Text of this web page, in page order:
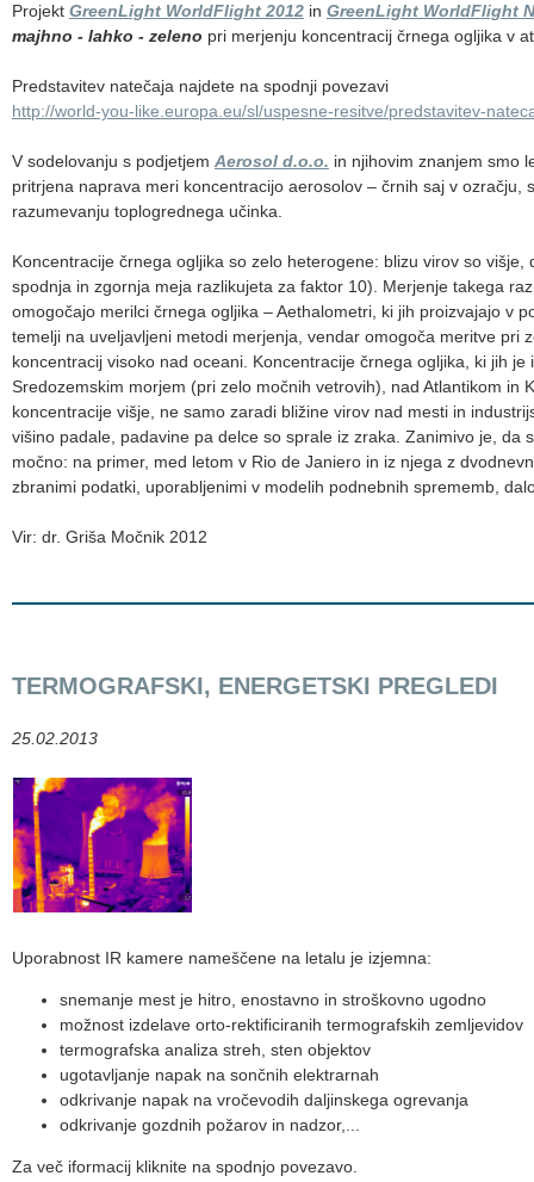
Projekt GreenLight WorldFlight 2012 in GreenLight WorldFlight
majhno - lahko - zeleno pri merjenju koncentracij črnega ogljika v
Predstavitev natečaja najdete na spodnji povezavi
http://world-you-like.europa.eu/sl/uspesne-resitve/predstavitev-
V sodelovanju s podjetjem Aerosol d.o.o. in njihovim znanjem smo
pritrjena naprava meri koncentracijo aerosolov – črnih saj v
razumevanju toplogrednega učinka.
Koncentracije črnega ogljika so zelo heterogene: blizu virov so
spodnja in zgornja meja razlikujeta za faktor 10). Merjenje takega
omogočajo merilci črnega ogljika – Aethalometri, ki jih proizvajajo v
temelji na uveljavljeni metodi merjenja, vendar omogoča meritve
koncentracij visoko nad oceani. Koncentracije črnega ogljika, ki jih
Sredozemskim morjem (pri zelo močnih vetrovih), nad Atlantikom in
koncentracije višje, ne samo zaradi bližine virov nad mesti in
višino padale, padavine pa delce so sprale iz zraka. Zanimivo je,
močno: na primer, med letom v Rio de Janiero in iz njega z
zbranimi podatki, uporabljenimi v modelih podnebnih sprememb,
Vir: dr. Griša Močnik 2012
TERMOGRAFSKI, ENERGETSKI PREGLEDI
25.02.2013
Uporabnost IR kamere nameščene na letalu je izjemna:
snemanje mest je hitro, enostavno in stroškovno ugodno
možnost izdelave orto-rektificiranih termografskih zemljevidov
termografska analiza streh, sten objektov
ugotavljanje napak na sončnih elektrarnah
odkrivanje napak na vročevodih daljinskega ogrevanja
odkrivanje gozdnih požarov in nadzor,...
Za več iformacij kliknite na spodnjo povezavo.